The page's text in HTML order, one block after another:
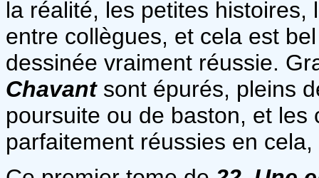
la réalité, les petites
entre collègues, et cela est
dessinée vraiment réussie.
Chavantsont épurés, pleins
poursuite ou de baston, et
parfaitement réussies en